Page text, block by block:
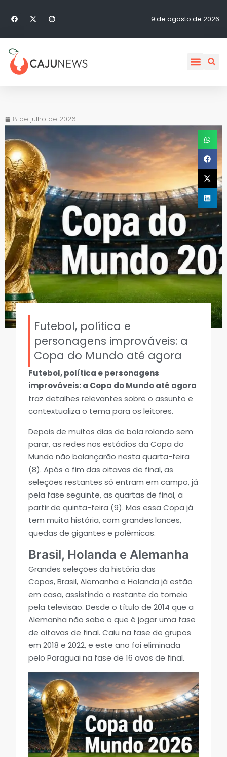
9 de agosto de 2026
8 de julho de 2026
Futebol, política e
personagens improváveis: a
Copa do Mundo até agora
Futebol, política e personagens
improváveis: a Copa do Mundo até agora
traz detalhes relevantes sobre o assunto e
contextualiza o tema para os leitores.
Depois de muitos dias de bola rolando sem
parar, as redes nos estádios da Copa do
Mundo não balançarão nesta quarta-feira
(8). Após o fim das oitavas de final, as
seleções restantes só entram em campo, já
pela fase seguinte, as quartas de final, a
partir de quinta-feira (9). Mas essa Copa já
tem muita história, com grandes lances,
quedas de gigantes e polêmicas.
Brasil, Holanda e Alemanha
Grandes seleções da história das
Copas, Brasil, Alemanha e Holanda já estão
em casa, assistindo o restante do torneio
pela televisão. Desde o título de 2014 que a
Alemanha não sabe o que é jogar uma fase
de oitavas de final. Caiu na fase de grupos
em 2018 e 2022, e este ano foi eliminada
pelo Paraguai na fase de 16 avos de final.